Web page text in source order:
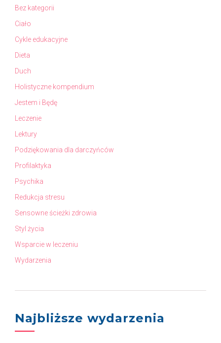
Bez kategorii
Ciało
Cykle edukacyjne
Dieta
Duch
Holistyczne kompendium
Jestem i Będę
Leczenie
Lektury
Podziękowania dla darczyńców
Profilaktyka
Psychika
Redukcja stresu
Sensowne ścieżki zdrowia
Styl życia
Wsparcie w leczeniu
Wydarzenia
Najbliższe wydarzenia